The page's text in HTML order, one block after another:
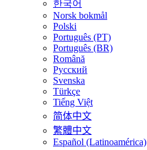
한국어
Norsk bokmål
Polski
Português (PT)
Português (BR)
Română
Русский
Svenska
Türkçe
Tiếng Việt
简体中文
繁體中文
Español (Latinoamérica)